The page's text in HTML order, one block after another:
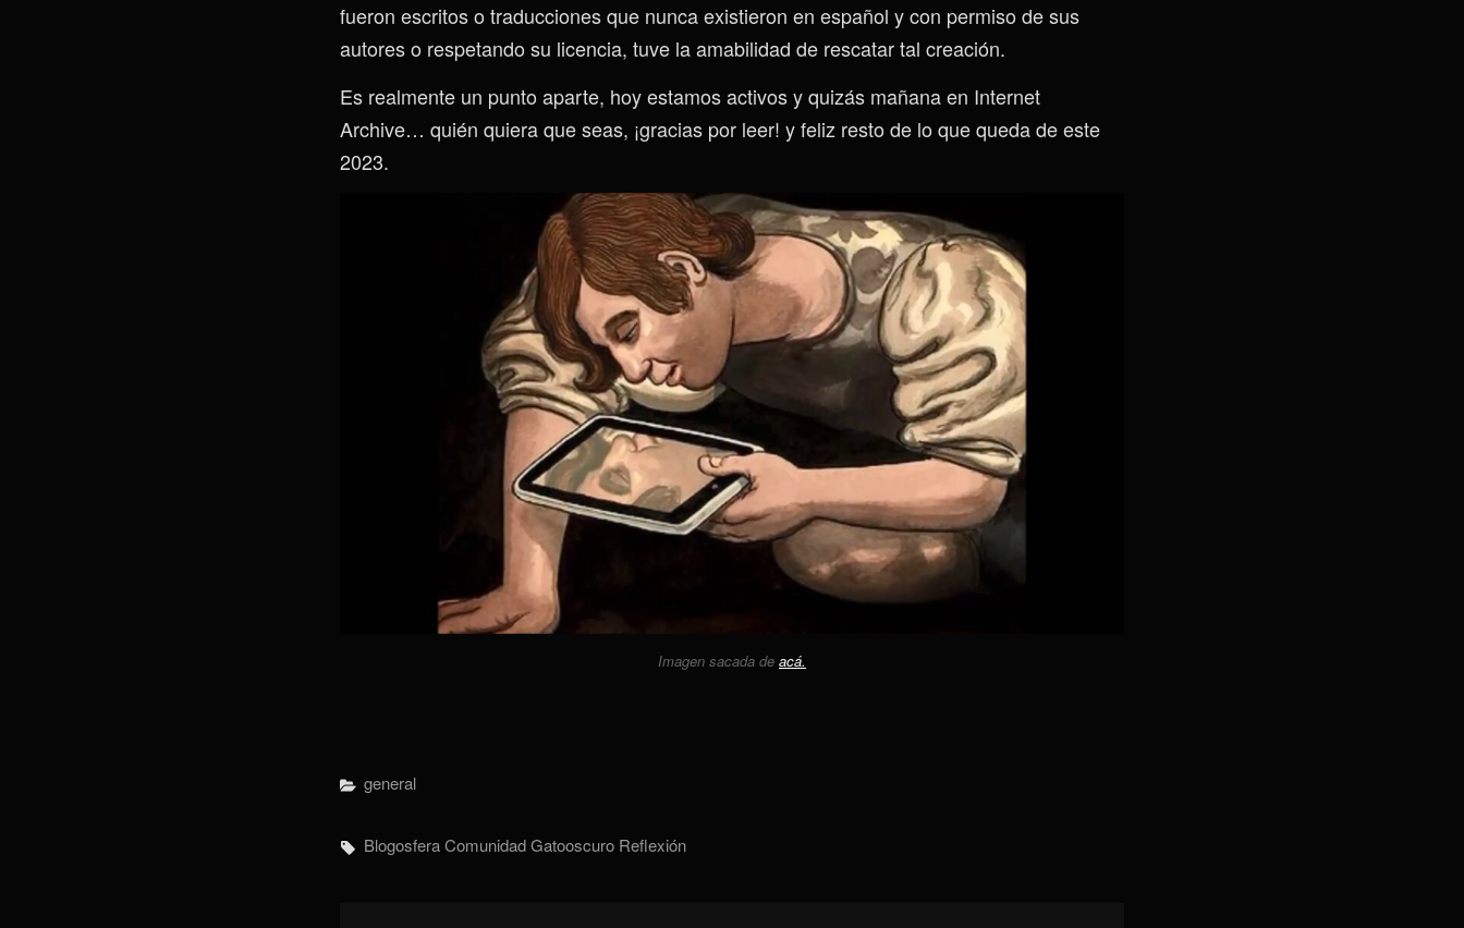
fueron escritos o traducciones que nunca existieron en español y con permiso de sus
autores o respetando su licencia, tuve la amabilidad de rescatar tal creación.
Es realmente un punto aparte, hoy estamos activos y quizás mañana en Internet
Archive… quién quiera que seas, ¡gracias por leer! y feliz resto de lo que queda de este
2023.
Imagen sacada de acá.
Categorías
General
Etiquetas,
BlogosferaComunidadGatooscuro Reflexión